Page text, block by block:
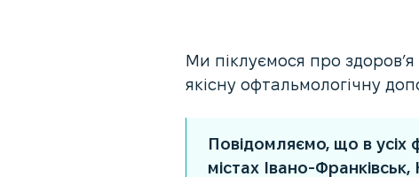
Ми піклуємося про
якісну офтальмологічну
Повідомляємо, що в усіх
містах Івано-